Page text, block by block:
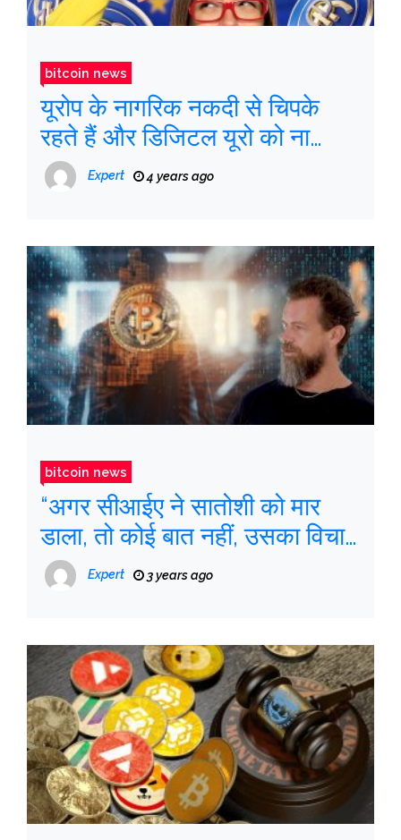
bitcoin news
यूरोप के नागरिक नकदी से चिपके
रहते हैं और डिजिटल यूरो को ना
कहते हैंExpert 4 years ago
bitcoin news
“अगर सीआईए ने सातोशी को मार
डाला, तो कोई बात नहीं, उसका विचार
कोड में रहता है”
Expert 3 years ago